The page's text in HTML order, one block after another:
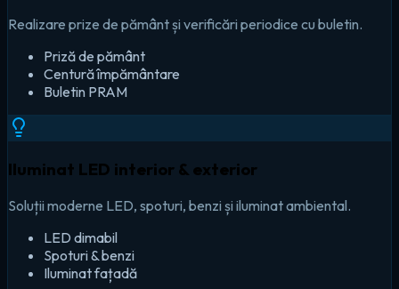
Realizare prize de pământ și verificări periodice cu buletin.
Priză de pământ
Centură împământare
Buletin PRAM
Iluminat LED interior & exterior
Soluții moderne LED, spoturi, benzi și iluminat ambiental.
LED dimabil
Spoturi & benzi
Iluminat fațadă